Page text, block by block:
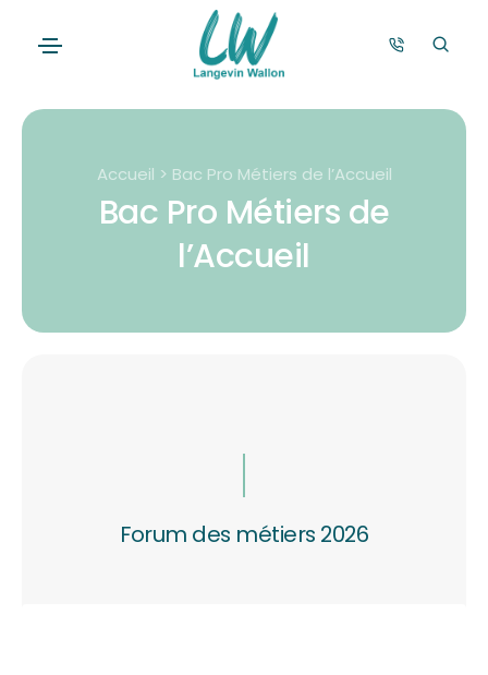
Accueil > Bac Pro Métiers de l’Accueil
Bac Pro Métiers de
l’Accueil
Forum des métiers 2026